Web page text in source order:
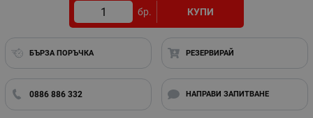
бр. КУПИ
БЪРЗА ПОРЪЧКА РЕЗЕРВИРАЙ
0886 886 332 НАПРАВИ ЗАПИТВАНЕ